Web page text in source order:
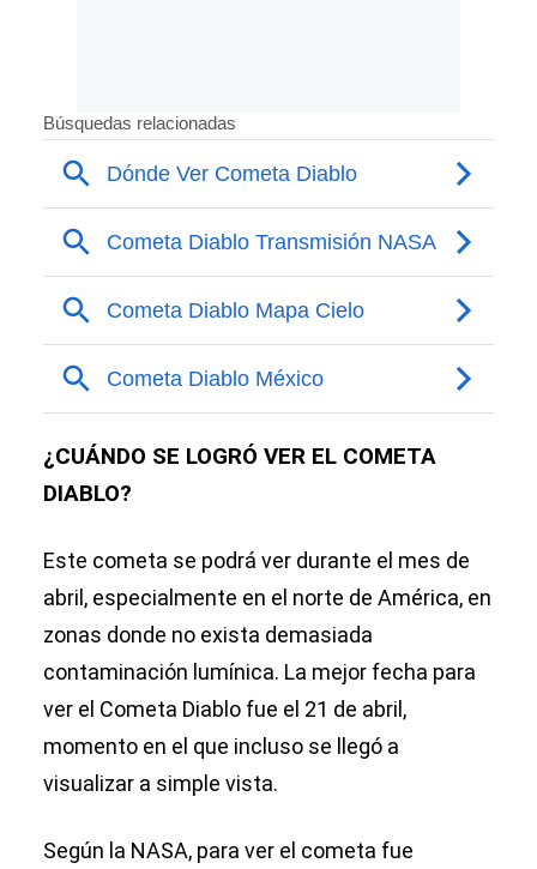
¿CUÁNDO SE LOGRÓ VER EL COMETA
DIABLO?
Este cometa se podrá ver durante el mes de
abril, especialmente en el norte de América, en
zonas donde no exista demasiada
contaminación lumínica. La mejor fecha para
ver el Cometa Diablo fue el 21 de abril,
momento en el que incluso se llegó a
visualizar a simple vista.
Según la NASA, para ver el cometa fue